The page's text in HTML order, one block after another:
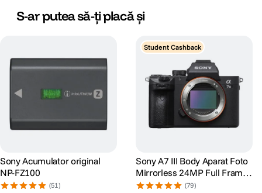
Functiile de focalizare reglate fin, utilizate si in modele superioare
precum α1 si α7S III, permit optiuni creative precum schimbarea
focalizarii sau a tintei FA si sensibilitate particularizabila a urmaririi
S-ar putea să-ți placă și
Sony Acumulator original
NP-FZ100
(51)
Student Cashback
Sony A7 III Body Aparat Foto
Mirrorless 24MP Full Frame
4K
(79)